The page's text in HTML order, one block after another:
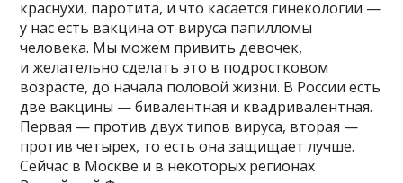
краснухи, паротита, и что касается гинекологии —
у нас есть вакцина от вируса папилломы
человека. Мы можем привить девочек,
и желательно сделать это в подростковом
возрасте, до начала половой жизни. В России есть
две вакцины — бивалентная и квадривалентная.
Первая — против двух типов вируса, вторая —
против четырех, то есть она защищает лучше.
Сейчас в Москве и в некоторых регионах